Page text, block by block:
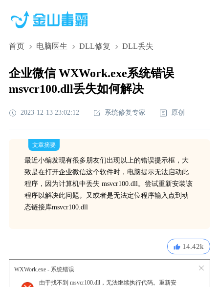
首页 电脑医生 DLL修复 DLL丢失
企业微信 WXWork.exe系统错误
msvcr100.dll丢失如何解决
2023-12-13 23:02:12 系统修复专家 原创
文章摘要
最近小编发现有很多朋友们出现以上的错误提示框，大
致是在打开企业微信这个软件时，电脑提示无法启动此
程序，因为计算机中丢失 msvcr100.dll。尝试重新安装该
程序以解决此问题。又或者是无法定位程序输入点到动
态链接库msvcr100.dll
14.42k
WXWork.exe - 系统错误
由于找不到 msvcr100.dll，无法继续执行代码。重新安